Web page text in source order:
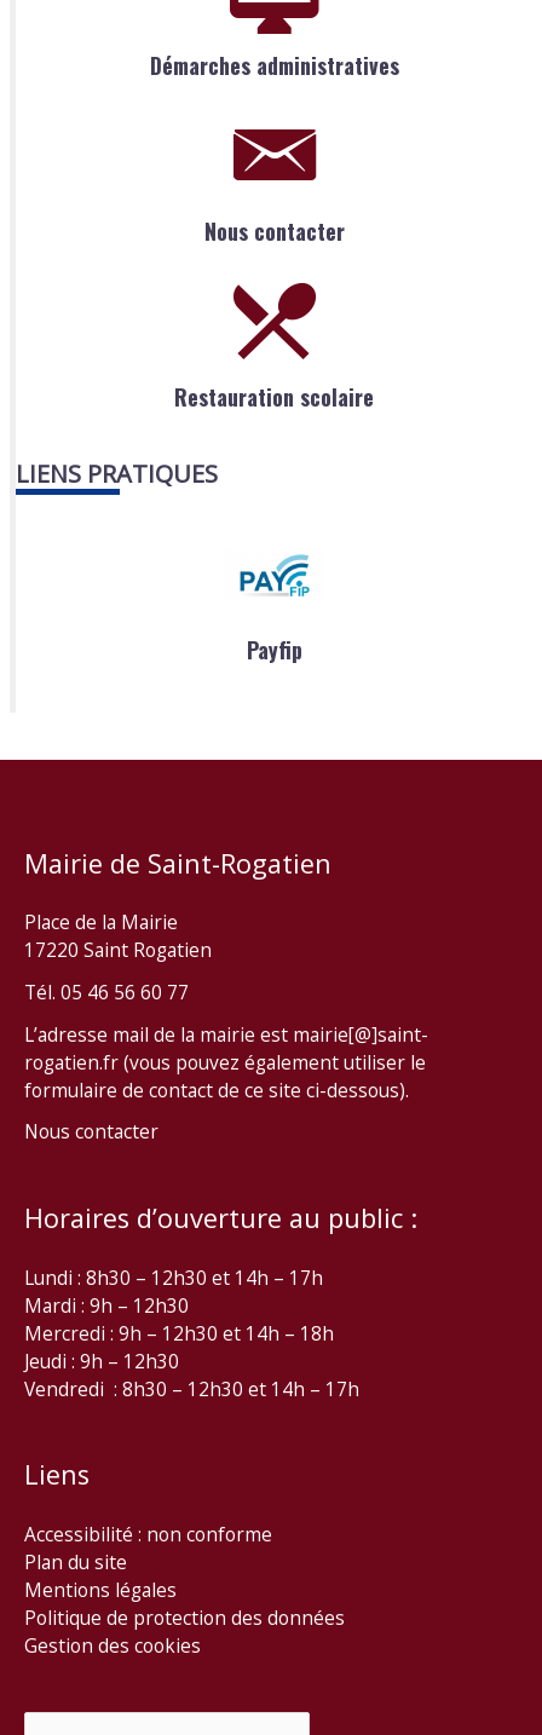
Démarches administratives
Nous contacter
Restauration scolaire
LIENS PRATIQUES
Payfip
Mairie de Saint-Rogatien
Place de la Mairie
17220 Saint Rogatien
Tél. 05 46 56 60 77
L’adresse mail de la mairie est mairie[@]saint-
rogatien.fr (vous pouvez également utiliser le
formulaire de contact de ce site ci-dessous).
Nous contacter
Horaires d’ouverture au public :
Lundi : 8h30 – 12h30 et 14h – 17h
Mardi : 9h – 12h30
Mercredi : 9h – 12h30 et 14h – 18h
Jeudi : 9h – 12h30
Vendredi : 8h30 – 12h30 et 14h – 17h
Liens
Accessibilité : non conforme
Plan du site
Mentions légales
Politique de protection des données
Gestion des cookies